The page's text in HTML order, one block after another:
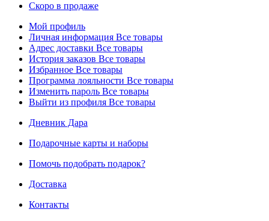
Скоро в продаже
Мой профиль
Личная информация Все товары
Адрес доставки Все товары
История заказов Все товары
Избранное Все товары
Программа лояльности Все товары
Изменить пароль Все товары
Выйти из профиля Все товары
Дневник Дара
Подарочные карты и наборы
Помочь подобрать подарок?
Доставка
Контакты